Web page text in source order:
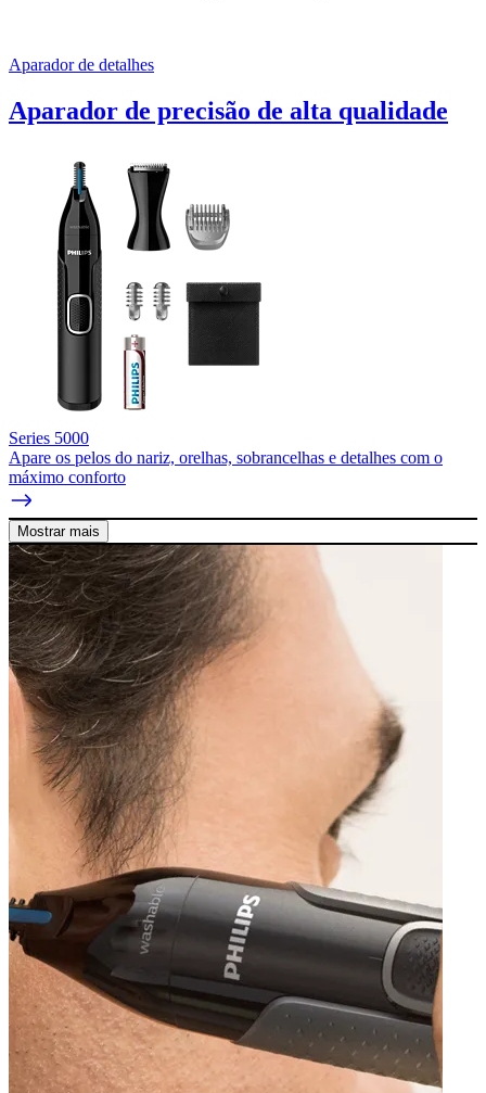
Aparador de detalhes
Aparador de precisão de alta qualidade
Series 5000
Apare os pelos do nariz, orelhas, sobrancelhas e detalhes com o
máximo conforto
Mostrar mais